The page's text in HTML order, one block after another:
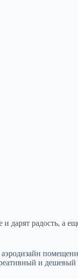
дарят радость, а
и дешевый